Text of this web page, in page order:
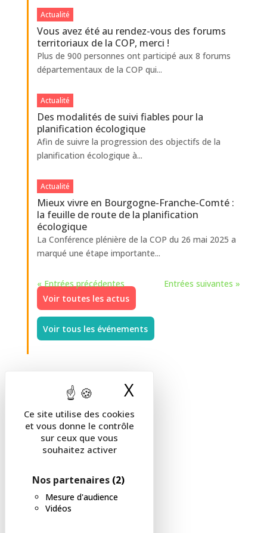
Ce site utilise des cookies
et vous donne le contrôle
sur ceux que vous
souhaitez activer
Nos partenaires (2)
Mesure d'audience
Vidéos
X
Actualité
Vous avez été au rendez-vous des forums
territoriaux de la COP, merci !
Plus de 900 personnes ont participé aux 8 forums
départementaux de la COP qui...
Actualité
Des modalités de suivi fiables pour la
planification écologique
Afin de suivre la progression des objectifs de la
planification écologique à...
Actualité
Mieux vivre en Bourgogne-Franche-Comté :
la feuille de route de la planification
écologique
La Conférence plénière de la COP du 26 mai 2025 a
marqué une étape importante...
« Entrées précédentes
Entrées suivantes »
Voir toutes les actus
Voir tous les événements
Ressources